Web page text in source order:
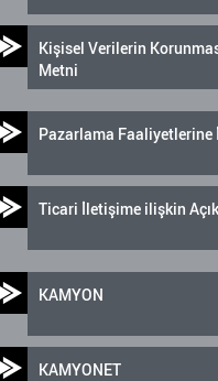
Kişisel Verilerin
Metni
Pazarlama Faaliyetlerine
Ticari İletişime ilişkin
KAMYON
KAMYONET